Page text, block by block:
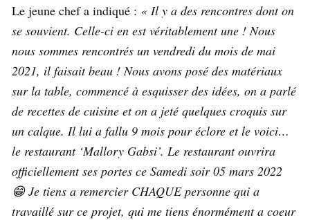
Le jeune chef a indiqué : « Il y a des rencontres dont on
se souvient. Celle-ci en est véritablement une ! Nous
nous sommes rencontrés un vendredi du mois de mai
2021, il faisait beau ! Nous avons posé des matériaux
sur la table, commencé à esquisser des idées, on a parlé
de recettes de cuisine et on a jeté quelques croquis sur
un calque. Il lui a fallu 9 mois pour éclore et le voici…
le restaurant ‘Mallory Gabsi’. Le restaurant ouvrira
officiellement ses portes ce Samedi soir 05 mars 2022
😁 Je tiens a remercier CHAQUE personne qui a
travaillé sur ce projet, qui me tiens énormément a coeur